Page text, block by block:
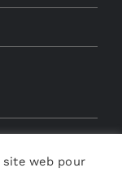
web pour